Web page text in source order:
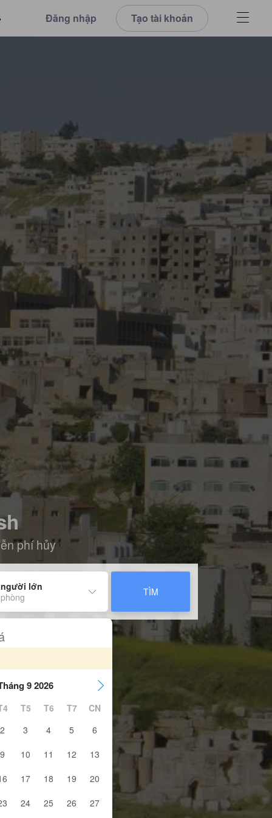
Đăng nhập Tạo tài khoản
phí hủy
lớn
TÌM
9 2026
T5 T6 T7
CN
2
3 4 5
6
9
10 11 12
13
17 18 19
20
24 25 26 27